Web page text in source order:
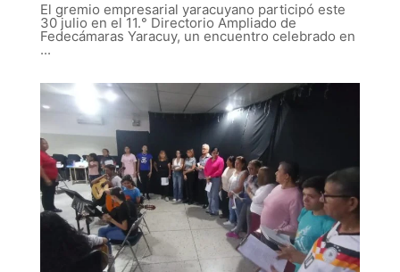
El gremio empresarial yaracuyano participó este
30 julio en el 11.° Directorio Ampliado de
Fedecámaras Yaracuy, un encuentro celebrado en
...